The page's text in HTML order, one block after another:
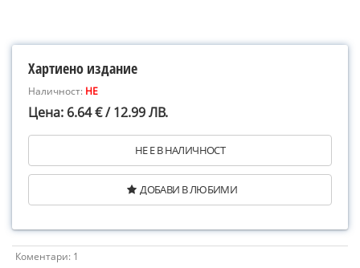
Хартиено издание
Наличност: НЕ
Цена: 6.64 € / 12.99 ЛВ.
НЕ Е В НАЛИЧНОСТ
ДОБАВИ В ЛЮБИМИ
Коментари: 1